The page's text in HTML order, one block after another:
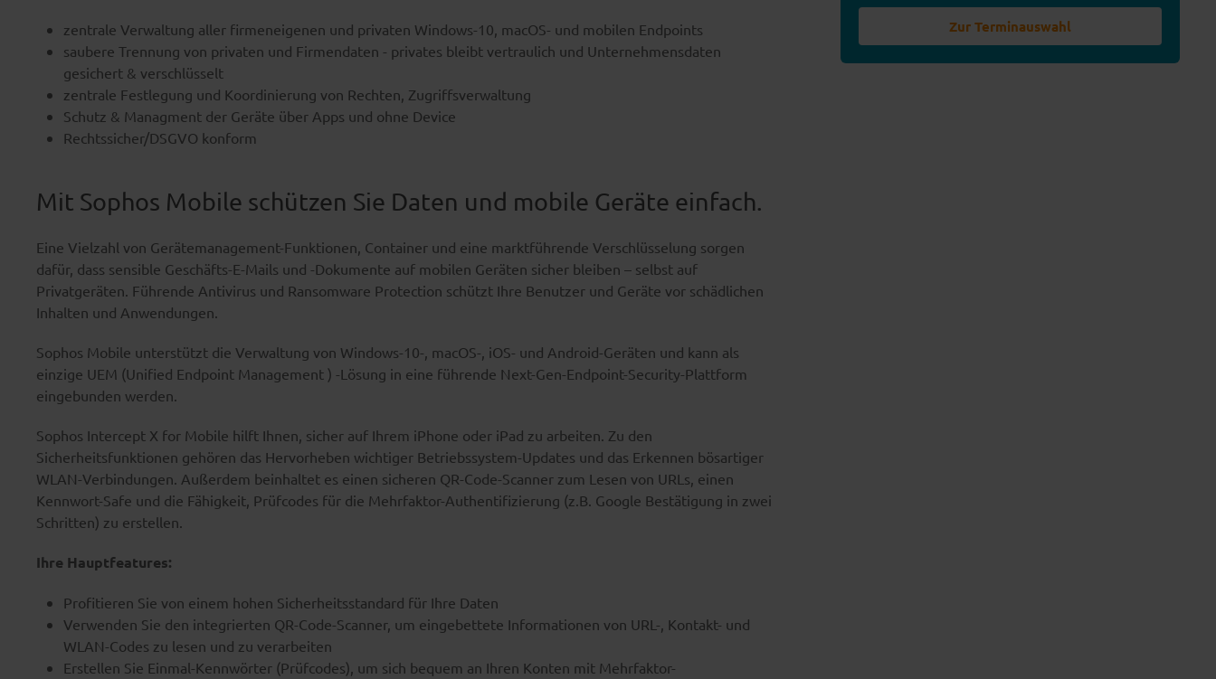
zentrale Verwaltung aller firmeneigenen und privaten Windows-10, macOS- und mobilen Endpoints
saubere Trennung von privaten und Firmendaten - privates bleibt vertraulich und Unternehmensdaten
gesichert & verschlüsselt
zentrale Festlegung und Koordinierung von Rechten, Zugriffsverwaltung
Schutz & Managment der Geräte über Apps und ohne Device
Rechtssicher/DSGVO konform
Mit Sophos Mobile schützen Sie Daten und mobile Geräte einfach.
Eine Vielzahl von Gerätemanagement-Funktionen, Container und eine marktführende Verschlüsselung sorgen
dafür, dass sensible Geschäfts-E-Mails und -Dokumente auf mobilen Geräten sicher bleiben – selbst auf
Privatgeräten. Führende Antivirus und Ransomware Protection schützt Ihre Benutzer und Geräte vor schädlichen
Inhalten und Anwendungen.
Sophos Mobile unterstützt die Verwaltung von Windows-10-, macOS-, iOS- und Android-Geräten und kann als
einzige UEM (Unified Endpoint Management ) -Lösung in eine führende Next-Gen-Endpoint-Security-Plattform
eingebunden werden.
Sophos Intercept X for Mobile hilft Ihnen, sicher auf Ihrem iPhone oder iPad zu arbeiten. Zu den
Sicherheitsfunktionen gehören das Hervorheben wichtiger Betriebssystem-Updates und das Erkennen bösartiger
WLAN-Verbindungen. Außerdem beinhaltet es einen sicheren QR-Code-Scanner zum Lesen von URLs, einen
Kennwort-Safe und die Fähigkeit, Prüfcodes für die Mehrfaktor-Authentifizierung (z.B. Google Bestätigung in zwei
Schritten) zu erstellen.
Ihre Hauptfeatures:
Profitieren Sie von einem hohen Sicherheitsstandard für Ihre Daten
Verwenden Sie den integrierten QR-Code-Scanner, um eingebettete Informationen von URL-, Kontakt- und
WLAN-Codes zu lesen und zu verarbeiten
Erstellen Sie Einmal-Kennwörter (Prüfcodes), um sich bequem an Ihren Konten mit Mehrfaktor-
Zur Terminauswahl